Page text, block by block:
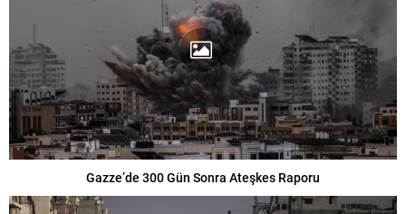
Gazze’de 300 Gün Sonra Ateşkes Raporu